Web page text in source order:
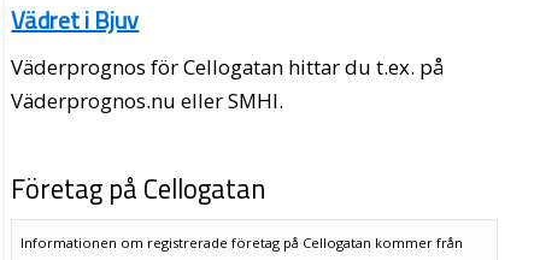
Vädret i Bjuv
Väderprognos för Cellogatan hittar du t.ex. på
Väderprognos.nu eller SMHI.
Företag på Cellogatan
Informationen om registrerade företag på Cellogatan kommer från